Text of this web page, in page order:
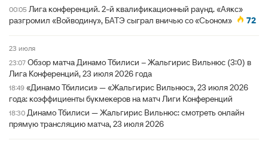
00:05 Лига конференций. 2-й квалификационный раунд. «Аякс»
разгромил «Войводину», БАТЭ сыграл вничью со «Сьоном»
72
23 июля
23:07 Обзор матча Динамо Тбилиси – Жальгирис Вильнюс (3:0) в
Лига Конференций, 23 июля 2026 года
18:49 «Динамо Тбилиси» — «Жальгирис Вильнюс», 23 июля 2026
года: коэффициенты букмекеров на матч Лиги Конференций
18:30 Динамо Тбилиси — Жальгирис Вильнюс: смотреть онлайн
прямую трансляцию матча, 23 июля 2026